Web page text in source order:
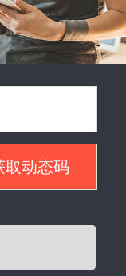
取动态码